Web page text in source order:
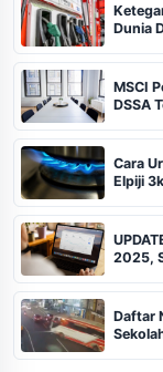
Dunia
MSCI
DSSA
Cara
Elpiji
2025,
Daftar